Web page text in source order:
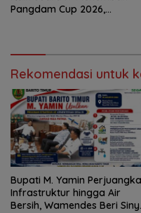
Pangdam Cup 2026,
Rekomendasi untuk
Bupati M. Yamin
Infrastruktur hingga Air
Bersih, Wamendes Beri